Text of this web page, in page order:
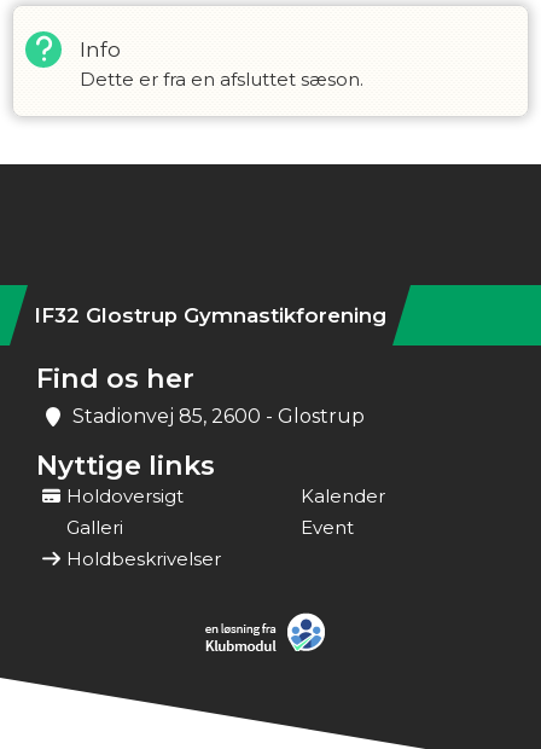
Info
Dette er fra en afsluttet sæson.
IF32 Glostrup Gymnastikforening
Find os her
Stadionvej 85, 2600 - Glostrup
Nyttige links
Holdoversigt
Kalender
Galleri
Event
Holdbeskrivelser